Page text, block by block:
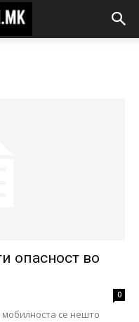
опасност во
0
се нешто